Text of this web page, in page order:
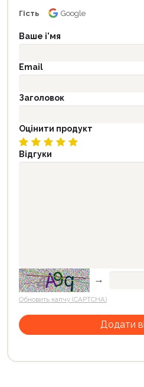
Гість Google
Ваше і'мя
Email
Заголовок
Оцінити продукт
Відгуки
→
Обновить капчу (CAPTCHA)